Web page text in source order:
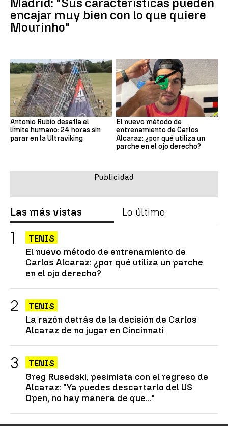
Madrid: "Sus características pueden
encajar muy bien con lo que quiere
Mourinho"
Antonio Rubio desafía el
límite humano: 24 horas sin
parar en la Ultraviking
El nuevo método de
entrenamiento de Carlos
Alcaraz: ¿por qué utiliza un
parche en el ojo derecho?
Las más vistas Lo último
TENIS
El nuevo método de entrenamiento de
Carlos Alcaraz: ¿por qué utiliza un parche
en el ojo derecho?
TENIS
La razón detrás de la decisión de Carlos
Alcaraz de no jugar en Cincinnati
TENIS
Greg Rusedski, pesimista con el regreso de
Alcaraz: "Ya puedes descartarlo del US
Open, no hay manera de que..."